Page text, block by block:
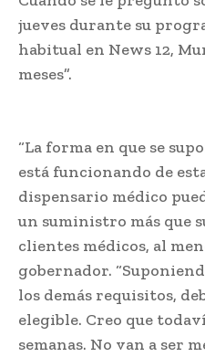
jueves durante su
habitual en News 12,
meses”.
“La forma en que se
está funcionando de
dispensario médico
un suministro más que
clientes médicos, al
gobernador.
los demás requisitos,
elegible. Creo que
semanas. No van a ser